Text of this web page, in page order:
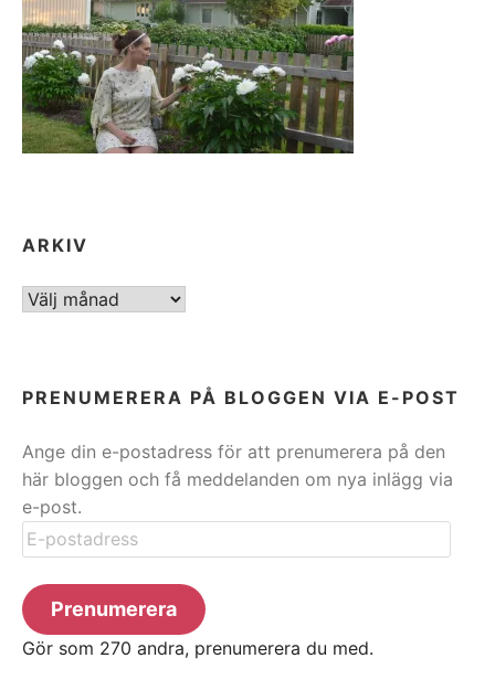
ARKIV
ARKIV
PRENUMERERA PÅ BLOGGEN VIA E-POST
Ange din e-postadress för att prenumerera på den
här bloggen och få meddelanden om nya inlägg via
e-post.
E-
postadress
Prenumerera
Gör som 270 andra, prenumerera du med.